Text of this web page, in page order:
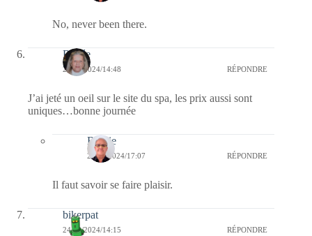
No, never been there.
Renée
24/04/2024/14:48 RÉPONDRE
J’ai jeté un oeil sur le site du spa, les prix aussi sont
uniques…bonne journée
Bernie
24/04/2024/17:07 RÉPONDRE
Il faut savoir se faire plaisir.
bikerpat
24/04/2024/14:15 RÉPONDRE